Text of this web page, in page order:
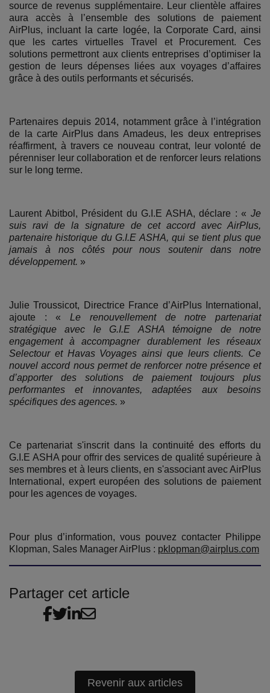
source de revenus supplémentaire. Leur clientèle affaires
aura accès à l’ensemble des solutions de paiement
AirPlus, incluant la carte logée, la Corporate Card, ainsi
que les cartes virtuelles Travel et Procurement. Ces
solutions permettront aux clients entreprises d’optimiser la
gestion de leurs dépenses liées aux voyages d’affaires
grâce à des outils performants et sécurisés.
Partenaires depuis 2014, notamment grâce à l’intégration
de la carte AirPlus dans Amadeus, les deux entreprises
réaffirment, à travers ce nouveau contrat, leur volonté de
pérenniser leur collaboration et de renforcer leurs relations
sur le long terme.
Laurent Abitbol, Président du G.I.E ASHA, déclare : « Je
suis ravi de la signature de cet accord avec AirPlus,
partenaire historique du G.I.E ASHA, qui se tient plus que
jamais à nos côtés pour nous soutenir dans notre
développement. »
Julie Troussicot, Directrice France d’AirPlus International,
ajoute : «Le renouvellement de notre partenariat
stratégique avec le G.I.E ASHA témoigne de notre
engagement à accompagner durablement les réseaux
Selectour et Havas Voyages ainsi que leurs clients. Ce
nouvel accord nous permet de renforcer notre présence et
d’apporter des solutions de paiement toujours plus
performantes et innovantes, adaptées aux besoins
spécifiques des agences. »
Ce partenariat s'inscrit dans la continuité des efforts du
G.I.E ASHA pour offrir des services de qualité supérieure à
ses membres et à leurs clients, en s'associant avec AirPlus
International, expert européen des solutions de paiement
pour les agences de voyages.
Pour plus d’information, vous pouvez contacter Philippe
Klopman, Sales Manager AirPlus : pklopman@airplus.com
Partager cet article
Revenir aux articles